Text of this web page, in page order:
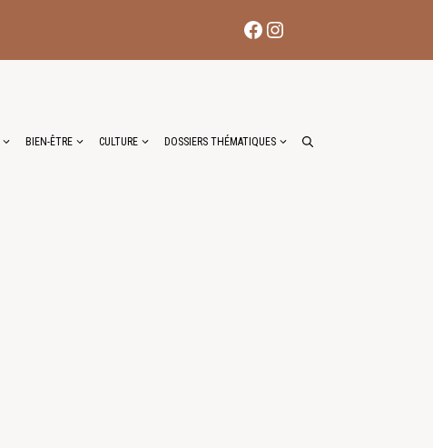
Facebook
Instagram
BIEN-ÊTRE CULTURE DOSSIERS THÉMATIQUES